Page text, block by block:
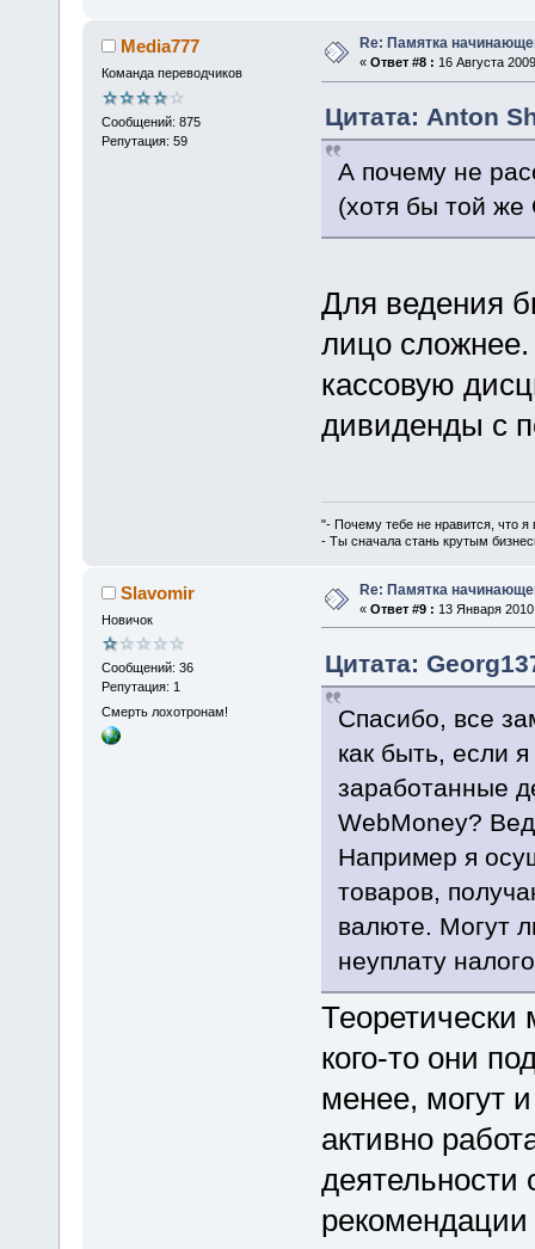
Media777
Команда переводчиков
Сообщений: 875
Репутация: 59
Re: Памятка
« Ответ #8 : 16 Августа
Цитата: Anton
А почему не
(хотя бы той
Для ведения
лицо
кассовую
дивиденды с
"- Почему тебе не нравится, что я
- Ты сначала стань крутым
Slavomir
Новичок
Сообщений: 36
Репутация: 1
Смерть лохотронам!
Re: Памятка
« Ответ #9 : 13 Января
Цитата:
Спасибо, все
как быть, если
заработанные
WebMoney?
Например я
товаров,
валюте. Могут
неуплату
Теоретически
кого-то они
менее, могут
активно
деятельности
рекомендации